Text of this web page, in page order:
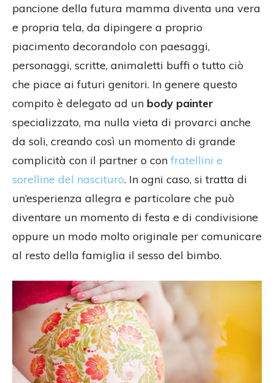
pancione della futura mamma diventa una vera
e propria tela, da dipingere a proprio
piacimento decorandolo con paesaggi,
personaggi, scritte, animaletti buffi o tutto ciò
che piace ai futuri genitori. In genere questo
compito è delegato ad un body painter
specializzato, ma nulla vieta di provarci anche
da soli, creando così un momento di grande
complicità con il partner o con fratellini e
sorelline del nascituro. In ogni caso, si tratta di
un’esperienza allegra e particolare che può
diventare un momento di festa e di condivisione
oppure un modo molto originale per comunicare
al resto della famiglia il sesso del bimbo.